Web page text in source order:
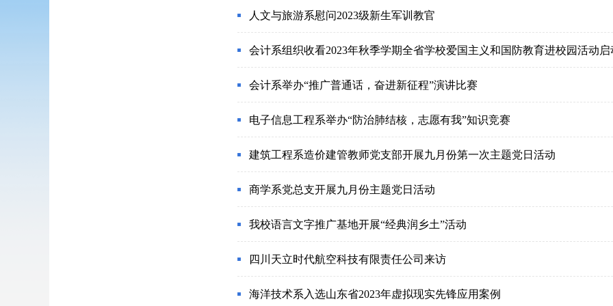
人文与旅游系慰问2023级新生军训教官
会计系组织收看2023年秋季学期全省学校爱国主义和国防教育进校园活动启
会计系举办“推广普通话，奋进新征程”演讲比赛
电子信息工程系举办“防治肺结核，志愿有我”知识竞赛
建筑工程系造价建管教师党支部开展九月份第一次主题党日活动
商学系党总支开展九月份主题党日活动
我校语言文字推广基地开展“经典润乡土”活动
四川天立时代航空科技有限责任公司来访
海洋技术系入选山东省2023年虚拟现实先锋应用案例